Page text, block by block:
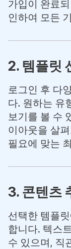
가입이 완료
인하여 모든
2. 템플릿
로그인 후 다
다. 원하는 유
보기를 볼 수
이아웃을 살
필요에 맞는
3. 콘텐츠
선택한 템플
합니다. 텍스
수 있으며, 직